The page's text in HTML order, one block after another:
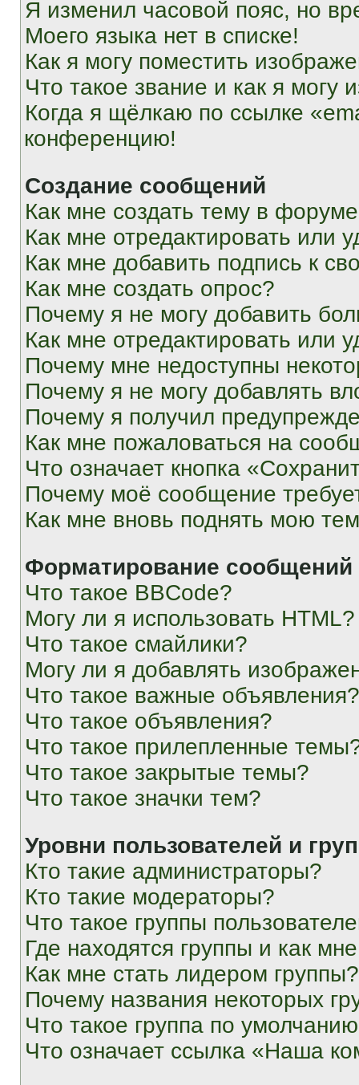
Я изменил часовой пояс, но
Моего языка нет в списке!
Как я могу поместить
Что такое звание и как я могу
Когда я щёлкаю по ссылке
конференцию!
Создание сообщений
Как мне создать тему в
Как мне отредактировать или
Как мне добавить подпись к
Как мне создать опрос?
Почему я не могу добавить
Как мне отредактировать или
Почему мне недоступны
Почему я не могу добавлять
Почему я получил
Как мне пожаловаться на
Что означает кнопка
Почему моё сообщение
Как мне вновь поднять мою
Форматирование
Что такое BBCode?
Могу ли я использовать HTML?
Что такое смайлики?
Могу ли я добавлять
Что такое важные объявления?
Что такое объявления?
Что такое прилепленные
Что такое закрытые темы?
Что такое значки тем?
Уровни пользователей и
Кто такие администраторы?
Кто такие модераторы?
Что такое группы
Где находятся группы и как
Как мне стать лидером группы?
Почему названия некоторых
Что такое группа по
Что означает ссылка «Наша